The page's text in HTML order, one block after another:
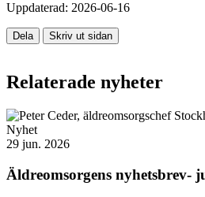
Uppdaterad: 2026-06-16
Dela Skriv ut sidan
Relaterade nyheter
Nyhet
29 jun. 2026
Äldreomsorgens nyhetsbrev-